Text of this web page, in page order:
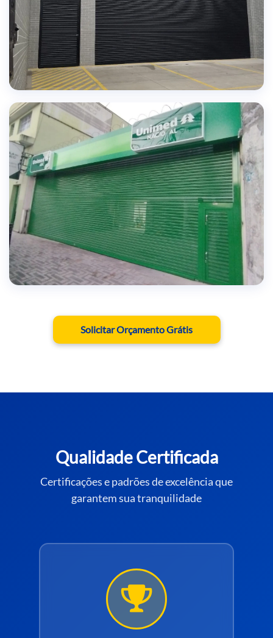
TECNOLOGIA AVANÇADA
Automação e segurança em cada instalação
RESULTADOS COMPROVADOS
Milhares de clientes satisfeitos em todo Brasil
Solicitar Orçamento Grátis
Qualidade Certificada
Certificações e padrões de excelência que
garantem sua tranquilidade